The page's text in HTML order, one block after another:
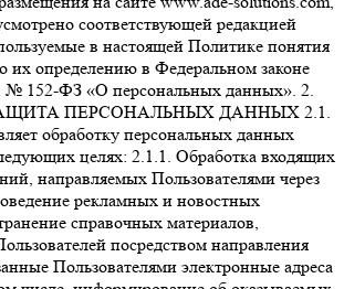
соответствующей редакцией
в настоящей Политике понятия
их определению в Федеральном законе
№ 152-ФЗ «О персональных данных». 2.
ПЕРСОНАЛЬНЫХ ДАННЫХ 2.1.
обработку персональных данных
целях: 2.1.1. Обработка входящих
направляемых Пользователями через
рекламных и новостных
справочных материалов,
посредством направления
Пользователями электронные адреса